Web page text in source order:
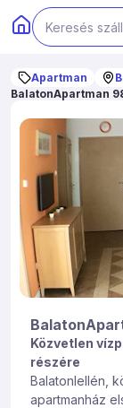
Apartman
BalatonApartman
Közvetlen
részére
Balatonlellén,
apartmanház